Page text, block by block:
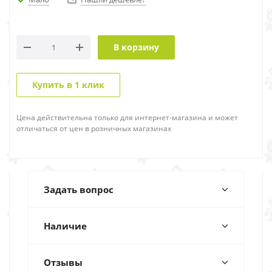
В корзину
Купить в 1 клик
Цена действительна только для интернет-магазина и может
отличаться от цен в розничных магазинах
Задать вопрос
Наличие
Отзывы